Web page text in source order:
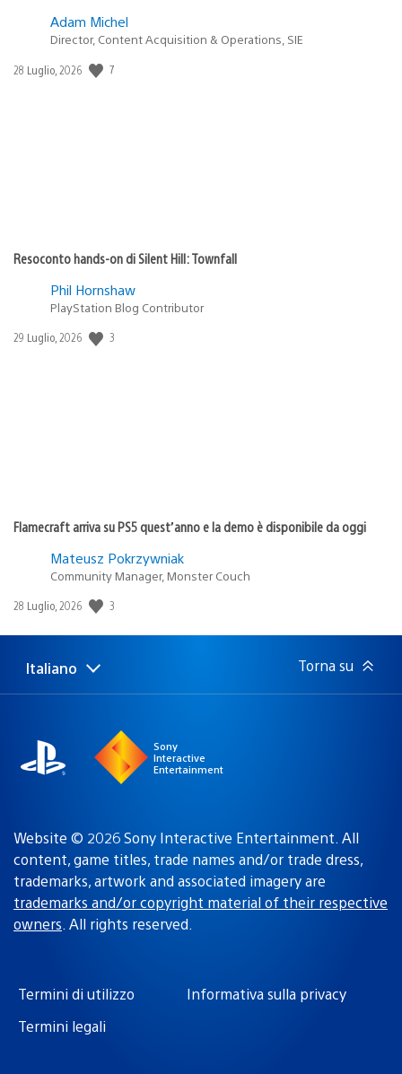
Adam Michel
Director, Content Acquisition & Operations, SIE
Data
28 Luglio, 2026 7
Resoconto hands-on di Silent Hill: Townfall
Phil Hornshaw
PlayStation Blog Contributor
Data
29 Luglio, 2026 3
Flamecraft arriva su PS5 quest’anno e la demo è disponibile da oggi
Mateusz Pokrzywniak
Community Manager, Monster Couch
Data
pubblicazione:
28 Luglio, 2026 3
Seleziona
una
Regione
attuale:
Italiano Torna su
Sony
Interactive
Entertainment
Website © 2026 Sony Interactive Entertainment. All
content, game titles, trade names and/or trade dress,
trademarks, artwork and associated imagery are
trademarks and/or copyright material of their respective
owners. All rights reserved.
Termini di utilizzo
Informativa sulla privacy
Termini legali